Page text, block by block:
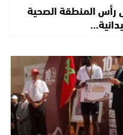
المنطقة الصحية